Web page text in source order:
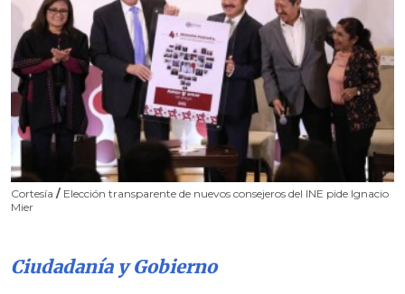
Cortesía / Elección transparente de nuevos consejeros del INE pide Ignacio
Mier
Ciudadanía y Gobierno